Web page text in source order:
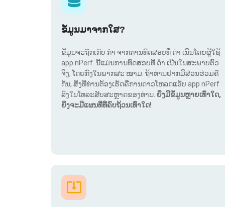
ຂໍ້ມູນມາຈາກໃສ?
ຂໍ້ມູນຈະຖືກເກັບ ກຳ ຈາກການທົດສອບທີ່ ດຳ ເນີນໂດຍຜູ້ໃຊ້
app nPerf. ນີ້ແມ່ນການທົດສອບທີ່ ດຳ ເນີນໃນສະພາບຕົວ
ຈິງ, ໂດຍກົງໃນພາກສະ ໜາມ. ຖ້າທ່ານຢາກມີສ່ວນຮ່ວມຄື
ກັນ, ສິ່ງທີ່ທ່ານຕ້ອງເຮັດຄືການດາວໂຫລດແອັບ app nPerf
ລົງໃນໂທລະສັບສະຫຼາດຂອງທ່ານ. ຍິ່ງມີຂໍ້ມູນຫຼາຍເທົ່າໃດ,
ຍິ່ງຈະມີແຜນທີ່ທີ່ຄົບຖ້ວນເທົ່າໃດ!